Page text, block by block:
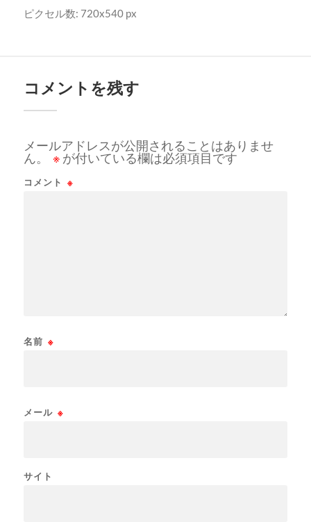
ピクセル数: 720x540 px
コメントを残す
メールアドレスが公開されることはありませ
ん。
※ が付いている欄は必須項目です
コメント ※
名前 ※
メール ※
サイト